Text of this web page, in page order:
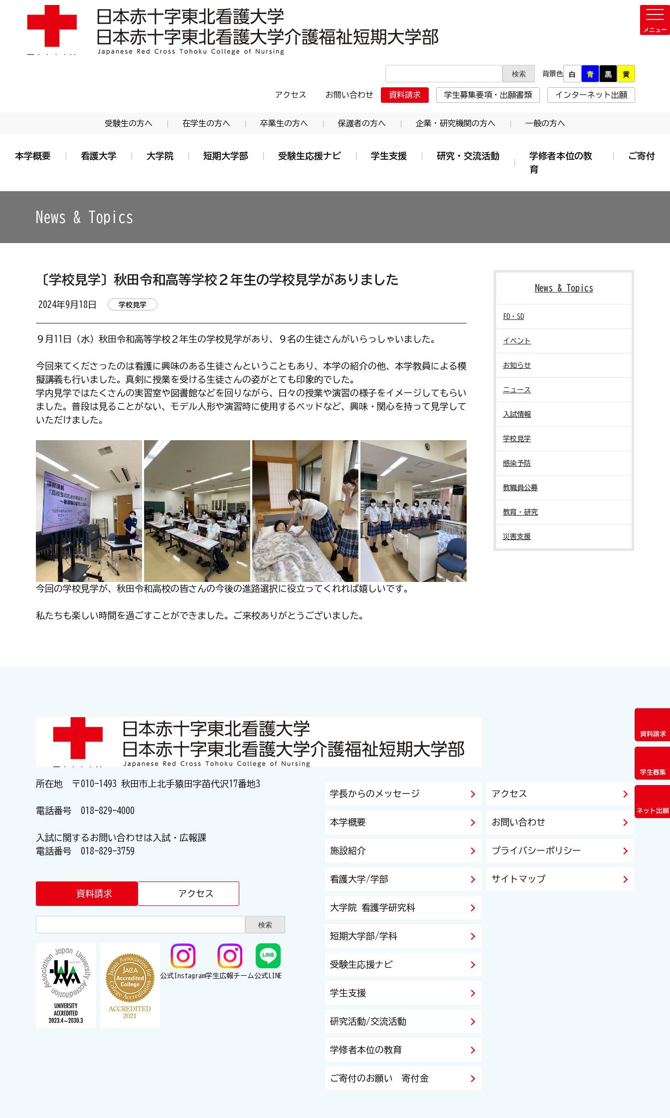
学校法人 日本赤十字学園 日本赤十字東北看護大学・日本赤十字東北看護大学介護福祉短期大学部
背景色 白 青 黒 黄
アクセス お問い合わせ 資料請求 学生募集要項・出願書類 インターネット出願
受験生の方へ 在学生の方へ 卒業生の方へ 保護者の方へ 企業・研究機関の方へ 一般の方へ
本学概要 看護大学 大学院 短期大学部 受験生応援ナビ 学生支援 研究・交流活動
学修者本位の教
育
ご寄付
資料請求
学生募集
ネット出願
News & Topics
〔学校見学〕秋田令和高等学校２年生の学校見学がありました
2024年9月18日 学校見学
９月11日（水）秋田令和高等学校２年生の学校見学があり、９名の生徒さんがいらっしゃいました。
今回来てくださったのは看護に興味のある生徒さんということもあり、本学の紹介の他、本学教員による模
擬講義も行いました。真剣に授業を受ける生徒さんの姿がとても印象的でした。
学内見学ではたくさんの実習室や図書館などを回りながら、日々の授業や演習の様子をイメージしてもらい
ました。普段は見ることがない、モデル人形や演習時に使用するベッドなど、興味・関心を持って見学して
いただけました。
今回の学校見学が、秋田令和高校の皆さんの今後の進路選択に役立ってくれれば嬉しいです。
私たちも楽しい時間を過ごすことができました。ご来校ありがとうございました。
News & Topics
FD・SD
イベント
お知らせ
ニュース
入試情報
学校見学
感染予防
教職員公募
教育・研究
災害支援
所在地 〒010-1493 秋田市上北手猿田字苗代沢17番地3
電話番号 018-829-4000
入試に関するお問い合わせは入試・広報課
電話番号 018-829-3759
資料請求 アクセス
公式Instagram学生広報チーム公式LINE
学長からのメッセージ
本学概要
施設紹介
看護大学/学部
大学院 看護学研究科
短期大学部/学科
受験生応援ナビ
学生支援
研究活動/交流活動
学修者本位の教育
ご寄付のお願い 寄付金
アクセス
お問い合わせ
プライバシーポリシー
サイトマップ